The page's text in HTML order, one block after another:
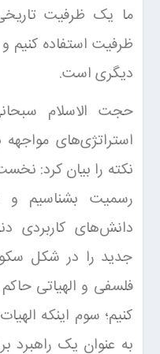
ما یک ظرفیت
ظرفیت استفاده
دیگری است.
حجت الاسلام
استراتژی‌های
نکته را بیان کرد:
رسمیت بشناسیم و
دانش‌های کاربردی
جدید را در شکل
فلسفی و الهیاتی
کنیم؛ سوم اینکه
به عنوان یک راهبرد